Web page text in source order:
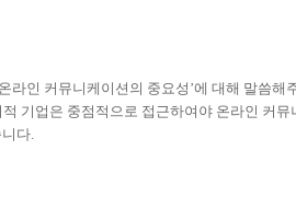
온라인 커뮤니케이션의 중요성 ’에 대해 말씀해
기업은 중점적으로 접근하여야 온라인 커뮤
다.